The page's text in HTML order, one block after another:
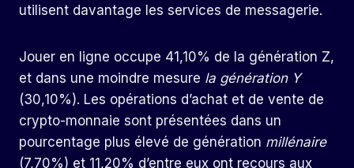
utilisent davantage les services de messagerie.
Jouer en ligne occupe 41,10% de la génération Z,
et dans une moindre mesure la génération Y
(30,10%). Les opérations d’achat et de vente de
crypto-monnaie sont présentées dans un
pourcentage plus élevé de génération millénaire
(7,70%) et 11,20% d’entre eux ont recours aux